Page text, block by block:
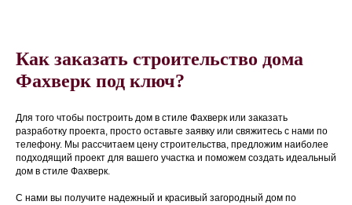
Как заказать строительство дома
Фахверк под ключ?
Для того чтобы построить дом в стиле Фахверк или заказать
разработку проекта, просто оставьте заявку или свяжитесь с нами по
телефону. Мы рассчитаем цену строительства, предложим наиболее
подходящий проект для вашего участка и поможем создать идеальный
дом в стиле Фахверк.
С нами вы получите надежный и красивый загородный дом по